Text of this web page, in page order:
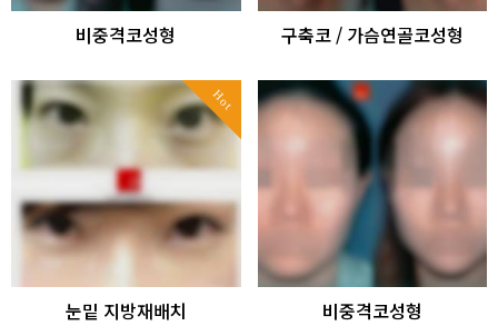
비중격코성형 구축코 / 가슴연골코성형
Hot
눈밑 지방재배치 비중격코성형